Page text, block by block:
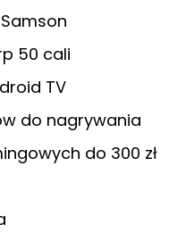
50 cali
TV
do nagrywania
do 300 zł